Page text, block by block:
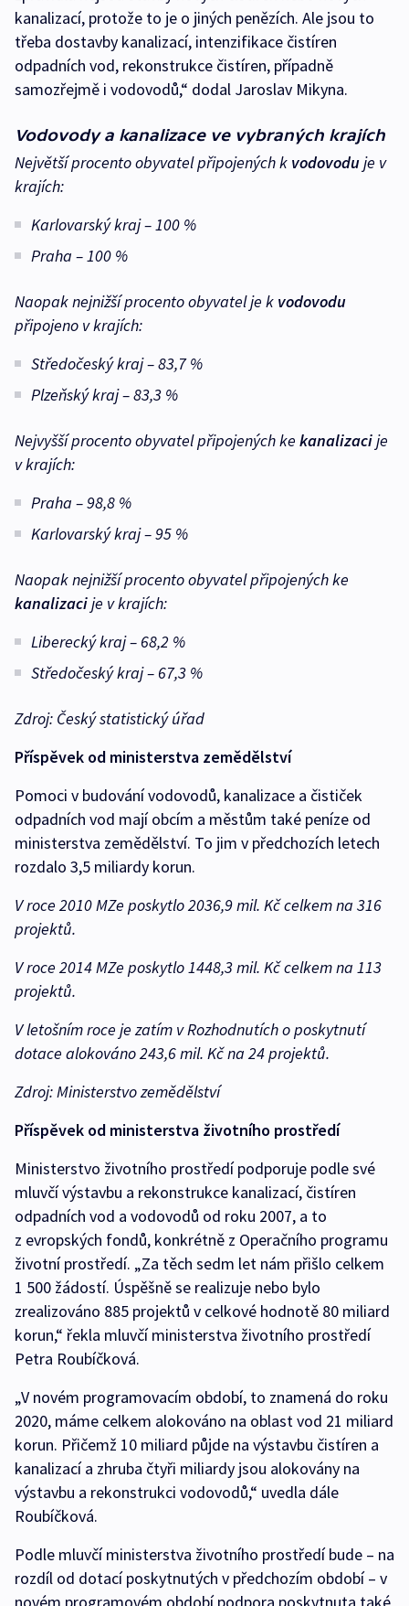
kanalizací, protože to je o jiných penězích. Ale jsou to
třeba dostavby kanalizací, intenzifikace čistíren
odpadních vod, rekonstrukce čistíren, případně
samozřejmě i vodovodů,“ dodal Jaroslav Mikyna.
Vodovody a kanalizace ve vybraných krajích
Největší procento obyvatel připojených k vodovoduje v
krajích:
Karlovarský kraj – 100 %
Praha – 100 %
Naopak nejnižší procento obyvatel je k vodovodu
připojeno v krajích:
Středočeský kraj – 83,7 %
Plzeňský kraj – 83,3 %
Nejvyšší procento obyvatel připojených ke kanalizacije
v krajích:
Praha – 98,8 %
Karlovarský kraj – 95 %
Naopak nejnižší procento obyvatel připojených ke
kanalizacije v krajích:
Liberecký kraj – 68,2 %
Středočeský kraj – 67,3 %
Zdroj: Český statistický úřad
Příspěvek od ministerstva zemědělství
Pomoci v budování vodovodů, kanalizace a čističek
odpadních vod mají obcím a městům také peníze od
ministerstva zemědělství. To jim v předchozích letech
rozdalo 3,5 miliardy korun.
V roce 2010 MZe poskytlo 2036,9 mil. Kč celkem na 316
projektů.
V roce 2014 MZe poskytlo 1448,3 mil. Kč celkem na 113
projektů.
V letošním roce je zatím v Rozhodnutích o poskytnutí
dotace alokováno 243,6 mil. Kč na 24 projektů.
Zdroj: Ministerstvo zemědělství
Příspěvek od ministerstva životního prostředí
Ministerstvo životního prostředí podporuje podle své
mluvčí výstavbu a rekonstrukce kanalizací, čistíren
odpadních vod a vodovodů od roku 2007, a to
z evropských fondů, konkrétně z Operačního programu
životní prostředí. „Za těch sedm let nám přišlo celkem
1 500 žádostí. Úspěšně se realizuje nebo bylo
zrealizováno 885 projektů v celkové hodnotě 80 miliard
korun,“ řekla mluvčí ministerstva životního prostředí
Petra Roubíčková.
„V novém programovacím období, to znamená do roku
2020, máme celkem alokováno na oblast vod 21 miliard
korun. Přičemž 10 miliard půjde na výstavbu čistíren a
kanalizací a zhruba čtyři miliardy jsou alokovány na
výstavbu a rekonstrukci vodovodů,“ uvedla dále
Roubíčková.
Podle mluvčí ministerstva životního prostředí bude – na
rozdíl od dotací poskytnutých v předchozím období – v
novém programovém období podpora poskytnuta také